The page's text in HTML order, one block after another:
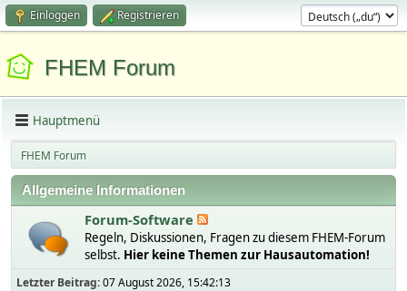
Einloggen Registrieren
FHEM Forum
Hauptmenü
FHEM Forum
Allgemeine Informationen
Forum-Software
Regeln, Diskussionen, Fragen zu diesem FHEM-Forum
selbst. Hier keine Themen zur Hausautomation!
Letzter Beitrag:07 August 2026, 15:42:13